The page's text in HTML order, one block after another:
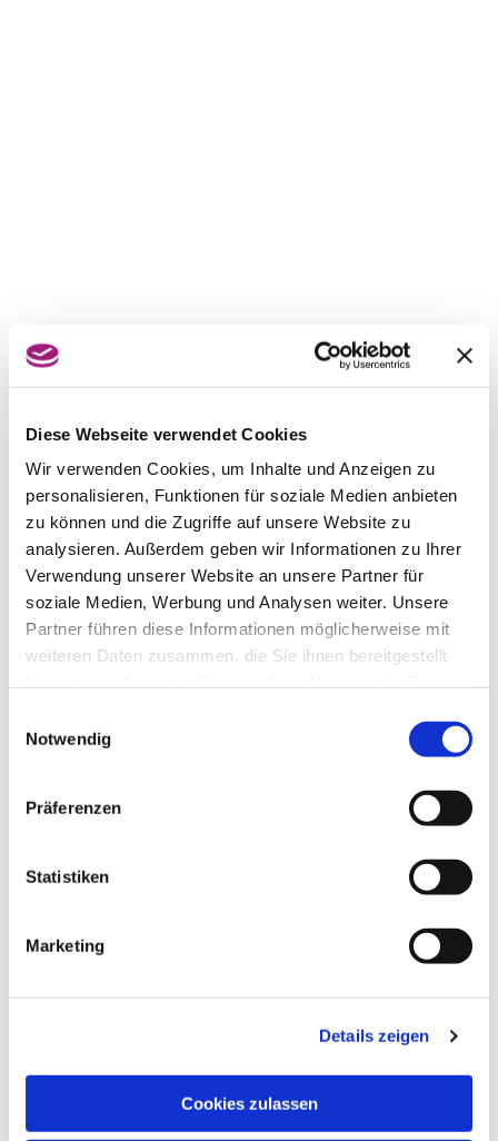
Diese Webseite verwendet Cookies
Wir verwenden Cookies, um Inhalte und Anzeigen zu
personalisieren, Funktionen für soziale Medien anbieten
zu können und die Zugriffe auf unsere Website zu
analysieren. Außerdem geben wir Informationen zu Ihrer
Verwendung unserer Website an unsere Partner für
soziale Medien, Werbung und Analysen weiter. Unsere
Partner führen diese Informationen möglicherweise mit
weiteren Daten zusammen, die Sie ihnen bereitgestellt
Notwendig
Präferenzen
Statistiken
Marketing
Details zeigen
Cookies zulassen